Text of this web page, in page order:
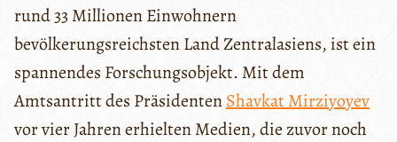
rund 33 Millionen Einwohnern
bevölkerungsreichsten Land Zentralasiens, ist ein
spannendes Forschungsobjekt. Mit dem
Amtsantritt des PräsidentenShavkat Mirziyoyev
vor vier Jahren erhielten Medien, die zuvor noch